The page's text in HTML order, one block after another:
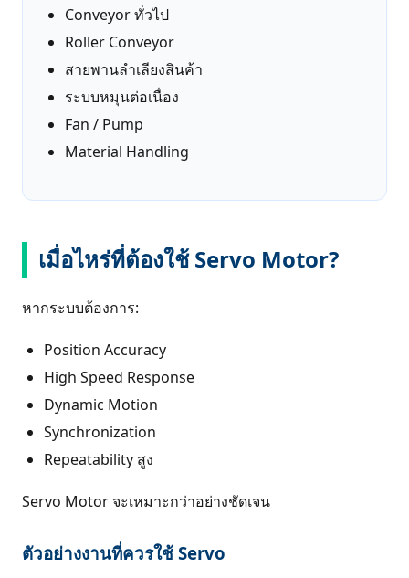
Conveyor ทั่วไป
Roller Conveyor
สายพานลำเลียงสินค้า
ระบบหมุนต่อเนื่อง
Fan / Pump
Material Handling
เมื่อไหร่ที่ต้องใช้ Servo Motor?
หากระบบต้องการ:
Position Accuracy
High Speed Response
Dynamic Motion
Synchronization
Repeatability สูง
Servo Motor จะเหมาะกว่าอย่างชัดเจน
ตัวอย่างงานที่ควรใช้ Servo